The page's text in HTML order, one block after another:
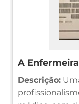
A
Descrição: